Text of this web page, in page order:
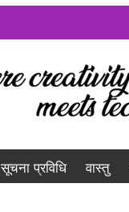
सूचना प्रविधि वास्तु